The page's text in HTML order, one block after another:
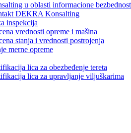
u oblasti informacione
DEKRA Konsalting
inspekcija
vrednosti opreme i mašina
stanja i vrednosti postrojenja
merne opreme
lica za obezbeđenje tereta
lica za upravljanje viljuškarima